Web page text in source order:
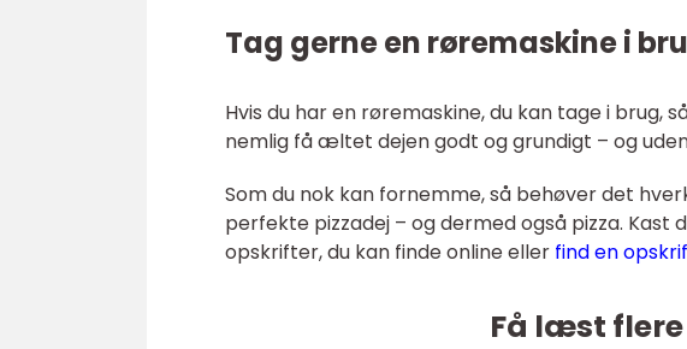
Tag gerne en røremaskine i
Hvis du har en røremaskine, du kan tage i brug,
nemlig få æltet dejen godt og grundigt – og
Som du nok kan fornemme, så behøver det
perfekte pizzadej – og dermed også pizza.
opskrifter, du kan finde online eller find en
Få læst